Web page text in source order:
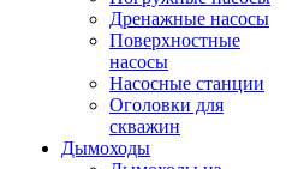
Дренажные насосы
Поверхностные
насосы
Насосные станции
Оголовки для
скважин
Дымоходы